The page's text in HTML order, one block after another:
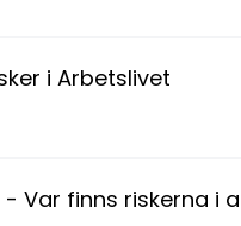
i Arbetslivet
- Var finns riskerna i